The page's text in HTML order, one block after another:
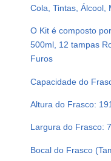
P
E
T
0
0
L
O
Cola, Tintas, Álcool,
O Kit é composto
500ml, 12 tampas
Furos
Capacidade do
Altura do Frasco:
Largura do Frasco:
Bocal do Frasco